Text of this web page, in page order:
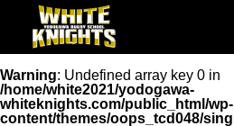
Warning: Undefined array key 0 in
/home/white2021/yodogawa-
whiteknights.com/public_html/wp-
content/themes/oops_tcd048/